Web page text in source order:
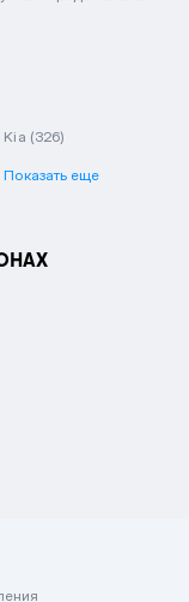
Kia (326)
Показать еще